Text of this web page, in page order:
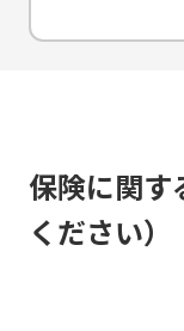
保険に関す
ください）